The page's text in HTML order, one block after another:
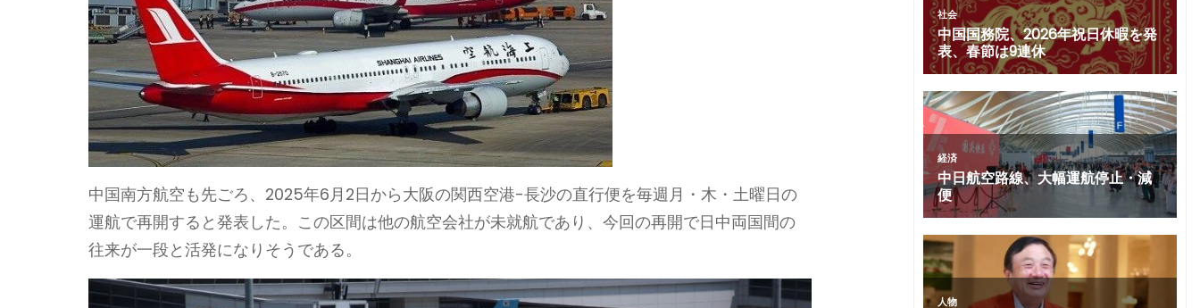
中国南方航空も先ごろ、2025年6月2日から大阪の関西空港-長沙の直行便を毎週月・木・土曜日の
運航で再開すると発表した。この区間は他の航空会社が未就航であり、今回の再開で日中両国間の
往来が一段と活発になりそうである。